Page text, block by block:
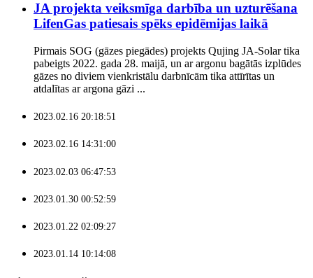
JA projekta veiksmīga darbība un uzturēšana
LifenGas patiesais spēks epidēmijas laikā
Pirmais SOG (gāzes piegādes) projekts Qujing JA-Solar tika
pabeigts 2022. gada 28. maijā, un ar argonu bagātās izplūdes
gāzes no diviem vienkristālu darbnīcām tika attīrītas un
atdalītas ar argona gāzi ...
2023.02.16 20:18:51
2023.02.16 14:31:00
2023.02.03 06:47:53
2023.01.30 00:52:59
2023.01.22 02:09:27
2023.01.14 10:14:08